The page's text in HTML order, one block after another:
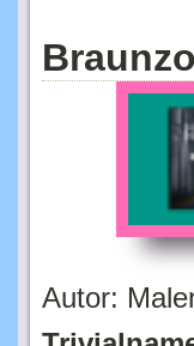
Autor: